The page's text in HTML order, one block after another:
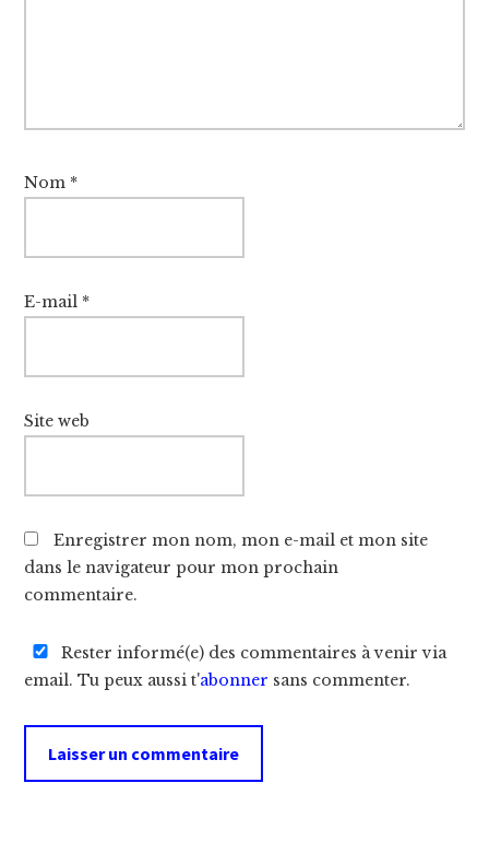
Nom *
E-mail *
Site web
Enregistrer mon nom, mon e-mail et mon site
dans le navigateur pour mon prochain
commentaire.
Rester informé(e) des commentaires à venir via
email. Tu peux aussi t'abonner sans commenter.